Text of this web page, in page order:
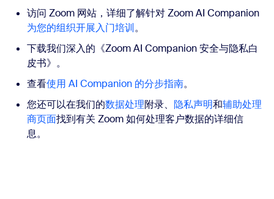
访问 Zoom 网站，详细了解针对 Zoom AI Companion
为您的组织开展入门培训 。
下载我们深入的《Zoom AI Companion 安全与隐私白
皮书》。
查看使用 AI Companion 的分步指南。
您还可以在我们的数据处理附录、 隐私声明和辅助处理
商页面找到有关 Zoom 如何处理客户数据的详细信
息。